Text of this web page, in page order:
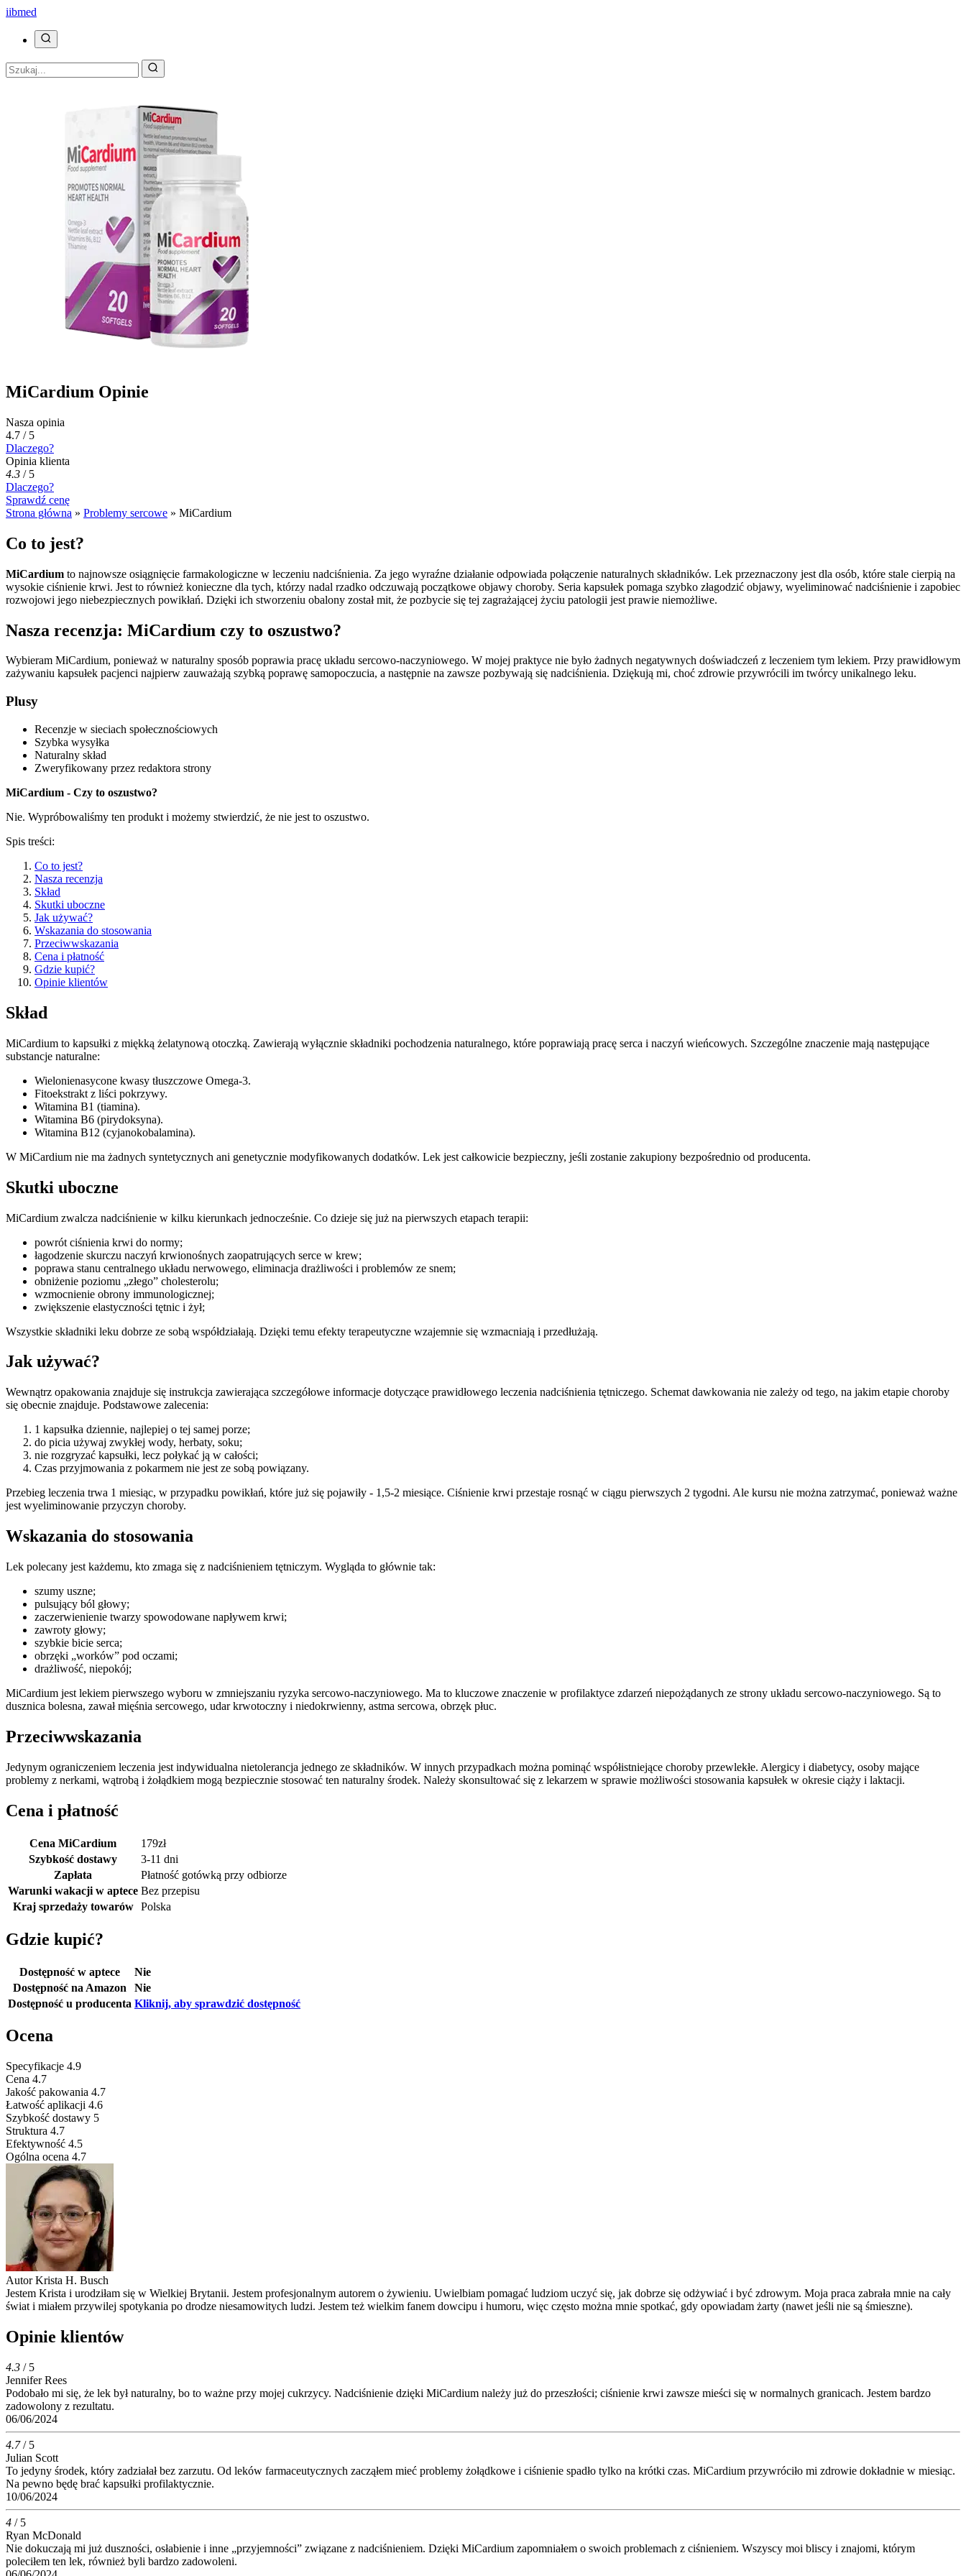
iibmed
MiCardium Opinie
Nasza opinia
4.7 / 5
Dlaczego?
Opinia klienta
4.3 / 5
Dlaczego?
Sprawdź cenę
Strona główna » Problemy sercowe » MiCardium
Co to jest?
MiCardium to najnowsze osiągnięcie farmakologiczne w leczeniu nadciśnienia. Za jego wyraźne działanie odpowiada połączenie naturalnych składników. Lek przeznaczony jest dla osób, które stale cierpią na
wysokie ciśnienie krwi. Jest to również konieczne dla tych, którzy nadal rzadko odczuwają początkowe objawy choroby. Seria kapsułek pomaga szybko złagodzić objawy, wyeliminować nadciśnienie i zapobiec
rozwojowi jego niebezpiecznych powikłań. Dzięki ich stworzeniu obalony został mit, że pozbycie się tej zagrażającej życiu patologii jest prawie niemożliwe.
Nasza recenzja: MiCardium czy to oszustwo?
Wybieram MiCardium, ponieważ w naturalny sposób poprawia pracę układu sercowo-naczyniowego. W mojej praktyce nie było żadnych negatywnych doświadczeń z leczeniem tym lekiem. Przy prawidłowym
zażywaniu kapsułek pacjenci najpierw zauważają szybką poprawę samopoczucia, a następnie na zawsze pozbywają się nadciśnienia. Dziękują mi, choć zdrowie przywrócili im twórcy unikalnego leku.
Plusy
Recenzje w sieciach społecznościowych
Szybka wysyłka
Naturalny skład
Zweryfikowany przez redaktora strony
MiCardium - Czy to oszustwo?
Nie. Wypróbowaliśmy ten produkt i możemy stwierdzić, że nie jest to oszustwo.
Spis treści:
Co to jest?
Nasza recenzja
Skład
Skutki uboczne
Jak używać?
Wskazania do stosowania
Przeciwwskazania
Cena i płatność
Gdzie kupić?
Opinie klientów
Skład
MiCardium to kapsułki z miękką żelatynową otoczką. Zawierają wyłącznie składniki pochodzenia naturalnego, które poprawiają pracę serca i naczyń wieńcowych. Szczególne znaczenie mają następujące
substancje naturalne:
Wielonienasycone kwasy tłuszczowe Omega-3.
Fitoekstrakt z liści pokrzywy.
Witamina B1 (tiamina).
Witamina B6 (pirydoksyna).
Witamina B12 (cyjanokobalamina).
W MiCardium nie ma żadnych syntetycznych ani genetycznie modyfikowanych dodatków. Lek jest całkowicie bezpieczny, jeśli zostanie zakupiony bezpośrednio od producenta.
Skutki uboczne
MiCardium zwalcza nadciśnienie w kilku kierunkach jednocześnie. Co dzieje się już na pierwszych etapach terapii:
powrót ciśnienia krwi do normy;
łagodzenie skurczu naczyń krwionośnych zaopatrujących serce w krew;
poprawa stanu centralnego układu nerwowego, eliminacja drażliwości i problemów ze snem;
obniżenie poziomu „złego” cholesterolu;
wzmocnienie obrony immunologicznej;
zwiększenie elastyczności tętnic i żył;
Wszystkie składniki leku dobrze ze sobą współdziałają. Dzięki temu efekty terapeutyczne wzajemnie się wzmacniają i przedłużają.
Jak używać?
Wewnątrz opakowania znajduje się instrukcja zawierająca szczegółowe informacje dotyczące prawidłowego leczenia nadciśnienia tętniczego. Schemat dawkowania nie zależy od tego, na jakim etapie choroby
się obecnie znajduje. Podstawowe zalecenia:
1 kapsułka dziennie, najlepiej o tej samej porze;
do picia używaj zwykłej wody, herbaty, soku;
nie rozgryzać kapsułki, lecz połykać ją w całości;
Czas przyjmowania z pokarmem nie jest ze sobą powiązany.
Przebieg leczenia trwa 1 miesiąc, w przypadku powikłań, które już się pojawiły - 1,5-2 miesiące. Ciśnienie krwi przestaje rosnąć w ciągu pierwszych 2 tygodni. Ale kursu nie można zatrzymać, ponieważ ważne
jest wyeliminowanie przyczyn choroby.
Wskazania do stosowania
Lek polecany jest każdemu, kto zmaga się z nadciśnieniem tętniczym. Wygląda to głównie tak:
szumy uszne;
pulsujący ból głowy;
zaczerwienienie twarzy spowodowane napływem krwi;
zawroty głowy;
szybkie bicie serca;
obrzęki „worków” pod oczami;
drażliwość, niepokój;
MiCardium jest lekiem pierwszego wyboru w zmniejszaniu ryzyka sercowo-naczyniowego. Ma to kluczowe znaczenie w profilaktyce zdarzeń niepożądanych ze strony układu sercowo-naczyniowego. Są to
dusznica bolesna, zawał mięśnia sercowego, udar krwotoczny i niedokrwienny, astma sercowa, obrzęk płuc.
Przeciwwskazania
Jedynym ograniczeniem leczenia jest indywidualna nietolerancja jednego ze składników. W innych przypadkach można pominąć współistniejące choroby przewlekłe. Alergicy i diabetycy, osoby mające
problemy z nerkami, wątrobą i żołądkiem mogą bezpiecznie stosować ten naturalny środek. Należy skonsultować się z lekarzem w sprawie możliwości stosowania kapsułek w okresie ciąży i laktacji.
Cena i płatność
Cena MiCardium 179zł
Szybkość dostawy
3-11 dni
Zapłata
Płatność gotówką przy odbiorze
Warunki wakacji w aptece Bez przepisu
Kraj sprzedaży towarów
Polska
Gdzie kupić?
Dostępność w aptece
Nie
Dostępność na Amazon
Nie
Dostępność u producenta Kliknij, aby sprawdzić dostępność
Ocena
Specyfikacje 4.9
Cena 4.7
Jakość pakowania 4.7
Łatwość aplikacji 4.6
Szybkość dostawy 5
Struktura 4.7
Efektywność 4.5
Ogólna ocena 4.7
Autor Krista H. Busch
Jestem Krista i urodziłam się w Wielkiej Brytanii. Jestem profesjonalnym autorem o żywieniu. Uwielbiam pomagać ludziom uczyć się, jak dobrze się odżywiać i być zdrowym. Moja praca zabrała mnie na cały
świat i miałem przywilej spotykania po drodze niesamowitych ludzi. Jestem też wielkim fanem dowcipu i humoru, więc często można mnie spotkać, gdy opowiadam żarty (nawet jeśli nie są śmieszne).
Opinie klientów
4.3 / 5
Jennifer Rees
Podobało mi się, że lek był naturalny, bo to ważne przy mojej cukrzycy. Nadciśnienie dzięki MiCardium należy już do przeszłości; ciśnienie krwi zawsze mieści się w normalnych granicach. Jestem bardzo
zadowolony z rezultatu.
06/06/2024
4.7/ 5
Julian Scott
To jedyny środek, który zadziałał bez zarzutu. Od leków farmaceutycznych zacząłem mieć problemy żołądkowe i ciśnienie spadło tylko na krótki czas. MiCardium przywróciło mi zdrowie dokładnie w miesiąc.
Na pewno będę brać kapsułki profilaktycznie.
10/06/2024
4 / 5
Ryan McDonald
Nie dokuczają mi już duszności, osłabienie i inne „przyjemności” związane z nadciśnieniem. Dzięki MiCardium zapomniałem o swoich problemach z ciśnieniem. Wszyscy moi bliscy i znajomi, którym
poleciłem ten lek, również byli bardzo zadowoleni.